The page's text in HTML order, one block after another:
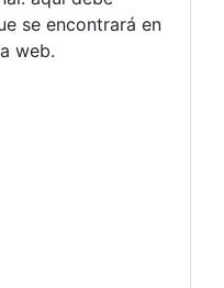
se encontrará en
web.